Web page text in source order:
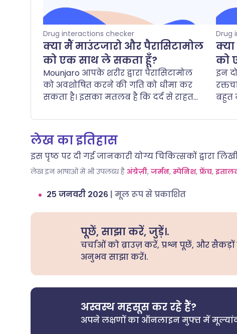
Drug interactions checker
क्या मैं माउंटजारो और पैरासिटामोल
को एक साथ ले सकता हूँ?
Mounjaro आपके शरीर द्वारा पैरासिटामोल
को अवशोषित करने की गति को धीमा कर
सकता है। इसका मतलब है कि दर्द से राहत
पैरासिटामोल को काम करने में अधिक समय
लग सकता है। हालांकि, आपके सिस्टम में जो
कुल दवा जाती है, वह समान रहनी चाहिए।.
Drug
को
इन
बहुत
लेख का इतिहास
इस पृष्ठ पर दी गई जानकारी योग्य चिकित्सकों द्वारा
लेख इन भाषाओं में भी उपलब्ध है अंग्रेज़ी, जर्मन, स्पेनिश, फ्रेंच,
२५ जनवरी २०२६ | मूल रूप से प्रकाशित
पूछें, साझा करें, जुड़ें।.
चर्चाओं को ब्राउज़ करें, प्रश्न पूछें, और सैकड़ों
अनुभव साझा करें।.
अस्वस्थ महसूस कर रहे हैं?
अपने लक्षणों का ऑनलाइन मुफ्त में